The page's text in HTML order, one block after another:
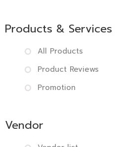
Products & Services
All Products
Product Reviews
Promotion
Vendor